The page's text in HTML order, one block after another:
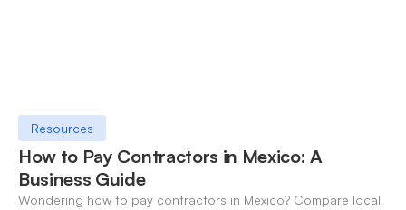
Resources
How to Pay Contractors in Mexico: A
Business Guide
Wondering how to pay contractors in Mexico? Compare local